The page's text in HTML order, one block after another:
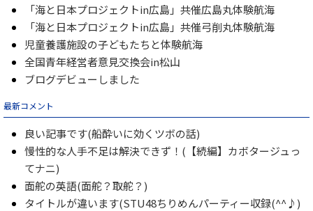
「海と日本プロジェクトin広島」共催広島丸体験航海
「海と日本プロジェクトin広島」共催弓削丸体験航海
児童養護施設の子どもたちと体験航海
全国青年経営者意見交換会in松山
ブログデビューしました
最新コメント
良い記事です(船酔いに効くツボの話)
慢性的な人手不足は解決できず！(【続編】カボタージュっ
てナニ)
面舵の英語(面舵？取舵？)
タイトルが違います(STU48ちりめんパーティー収録(^^♪)